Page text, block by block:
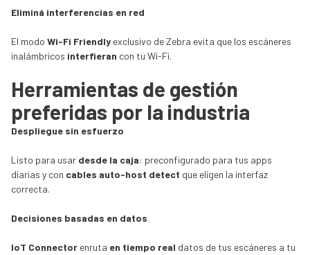
Eliminá interferencias en red
El modo Wi-Fi Friendly exclusivo de Zebra evita que los escáneres
inalámbricos interfieran con tu Wi-Fi.
Herramientas de gestión
preferidas por la industria
Despliegue sin esfuerzo
Listo para usar desde la caja: preconfigurado para tus apps
diarias y con cables auto-host detect que eligen la interfaz
correcta.
Decisiones basadas en datos
IoT Connector enruta en tiempo real datos de tus escáneres a tu